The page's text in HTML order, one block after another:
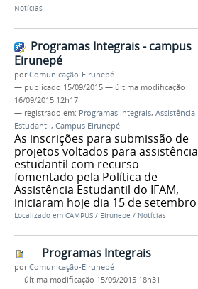
Notícias
Programas Integrais - campus
Eirunepé
porComunicação-Eirunepé
— publicado 15/09/2015 — última modificação
16/09/2015 12h17
— registrado em: Programas integrais, Assistência
Estudantil, Campus Eirunepé
As inscrições para submissão de
projetos voltados para assistência
estudantil com recurso
fomentado pela Política de
Assistência Estudantil do IFAM,
iniciaram hoje dia 15 de setembro
Localizado em CAMPUS / Eirunepe / Notícias
Programas Integrais
porComunicação-Eirunepé
— última modificação 15/09/2015 18h31